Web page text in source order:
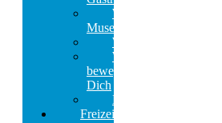
Wetteraner
Museumstag
Weihnachtsmarkt
Wetter
bewegt
Dich
Kalender
Freizeit